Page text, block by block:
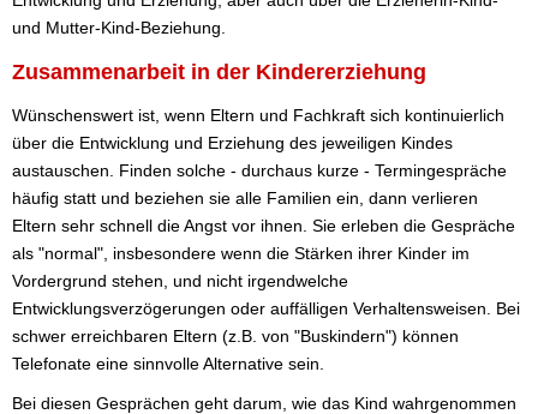
und Mutter-Kind-Beziehung.
Zusammenarbeit in der Kindererziehung
Wünschenswert ist, wenn Eltern und Fachkraft sich kontinuierlich
über die Entwicklung und Erziehung des jeweiligen Kindes
austauschen. Finden solche - durchaus kurze - Termingespräche
häufig statt und beziehen sie alle Familien ein, dann verlieren
Eltern sehr schnell die Angst vor ihnen. Sie erleben die Gespräche
als "normal", insbesondere wenn die Stärken ihrer Kinder im
Vordergrund stehen, und nicht irgendwelche
Entwicklungsverzögerungen oder auffälligen Verhaltensweisen. Bei
schwer erreichbaren Eltern (z.B. von "Buskindern") können
Telefonate eine sinnvolle Alternative sein.
Bei diesen Gesprächen geht darum, wie das Kind wahrgenommen